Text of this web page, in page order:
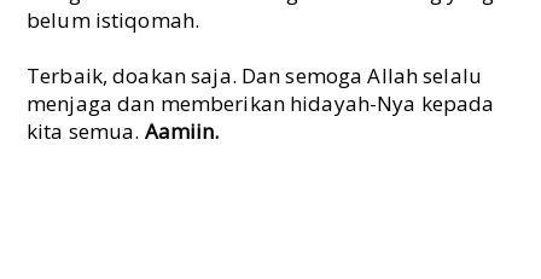
belum istiqomah.
Terbaik, doakan saja. Dan semoga Allah selalu
menjaga dan memberikan hidayah-Nya kepada
kita semua. Aamiin.